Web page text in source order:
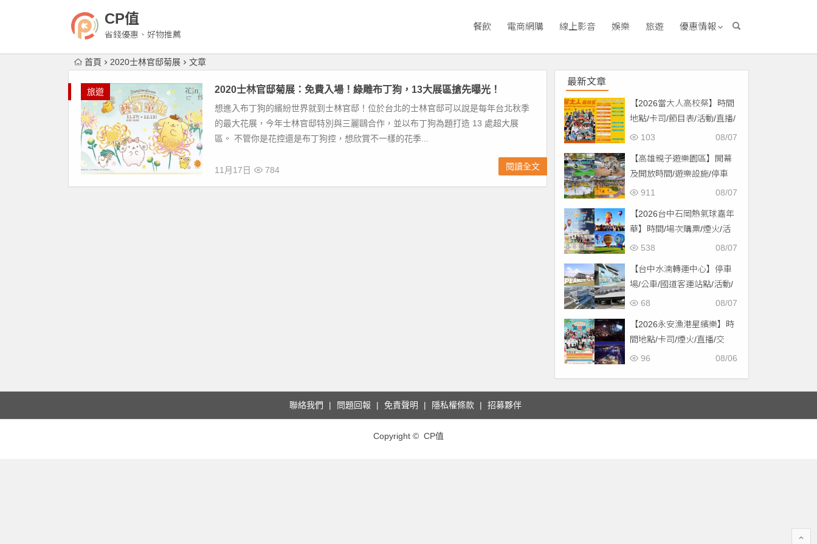
CP值
省錢優惠、好物推薦
餐飲 電商網購 線上影音 娛樂 旅遊 優惠情報
首頁 2020士林官邸菊展 文章
旅遊 2020士林官邸菊展：免費入場！綠雕布丁狗，13大展區搶先曝光！
想進入布丁狗的繽紛世界就到士林官邸！位於台北的士林官邸可以說是每年台北秋季
的最大花展，今年士林官邸特別與三麗鷗合作，並以布丁狗為題打造 13 處超大展
區。 不管你是花控還是布丁狗控，想欣賞不一樣的花季...
11月17日 784 閱讀全文
最新文章
【2026當大人高校祭】時間
地點/卡司/節目表/活動/直播/
交通，免費入場！
08/07
103
【高雄親子遊樂園區】開幕
及開放時間/遊樂設施/停車
場/交通一次看！
08/07
911
【2026台中石岡熱氣球嘉年
華】時間/場次購票/煙火/活
動/交通，土牛運動公園登08/07
538
【台中水湳轉運中心】停車
場/公車/國道客運站點/活動/
交通，啟用免費停車！ 08/07
68
【2026永安漁港星繽樂】時
間地點/卡司/煙火/直播/交
通，免費入場！
08/06
96
聯絡我們 問題回報 免責聲明 隱私權條款 招募夥伴
Copyright © CP值